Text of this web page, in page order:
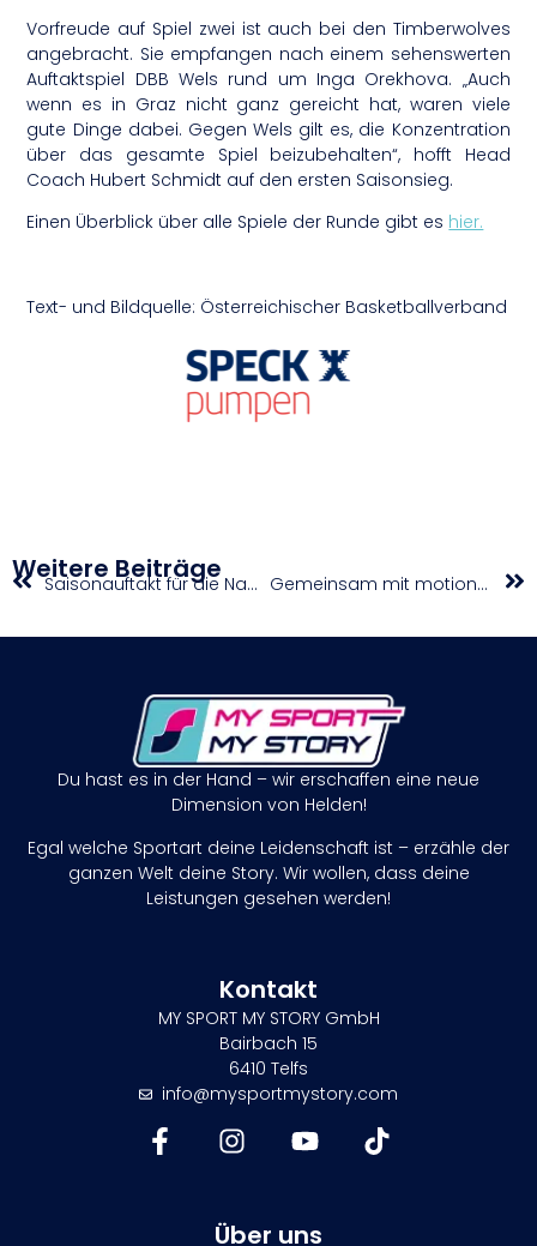
Vorfreude auf Spiel zwei ist auch bei den Timberwolves
angebracht. Sie empfangen nach einem sehenswerten
Auftaktspiel DBB Wels rund um Inga Orekhova. „Auch
wenn es in Graz nicht ganz gereicht hat, waren viele
gute Dinge dabei. Gegen Wels gilt es, die Konzentration
über das gesamte Spiel beizubehalten“, hofft Head
Coach Hubert Schmidt auf den ersten Saisonsieg.
Einen Überblick über alle Spiele der Runde gibt es hier.
Text- und Bildquelle: Österreichischer Basketballverband
Weitere Beiträge Saisonauftakt für die Nachwuchsklassen Gemeinsam mit motion4kids wird deine Schule eine „Bewegte Schule”
Du hast es in der Hand – wir erschaffen eine neue
Dimension von Helden!
Egal welche Sportart deine Leidenschaft ist – erzähle der
ganzen Welt deine Story. Wir wollen, dass deine
Leistungen gesehen werden!
Kontakt
MY SPORT MY STORY GmbH
Bairbach 15
6410 Telfs
info@mysportmystory.com
Über uns